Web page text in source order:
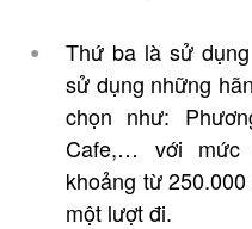
Thứ ba là sử
sử dụng những
chọn như:
Cafe,… với mức
khoảng từ
một lượt đi.